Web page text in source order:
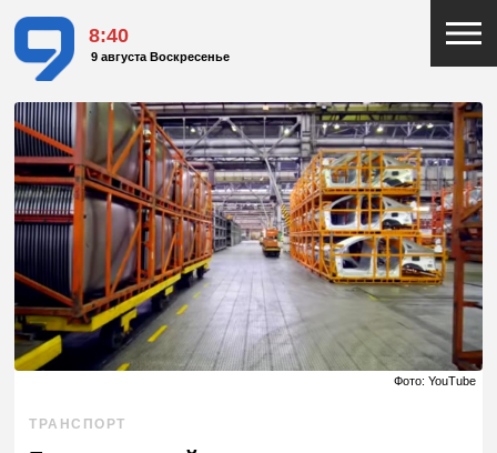
8:40
9 августа Воскресенье
Фото: YouTube
ТРАНСПОРТ